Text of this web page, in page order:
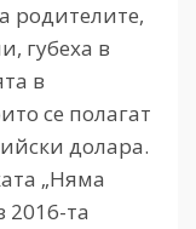
родителите,
губеха в
в
се полагат
долара.
„Няма
2016-та